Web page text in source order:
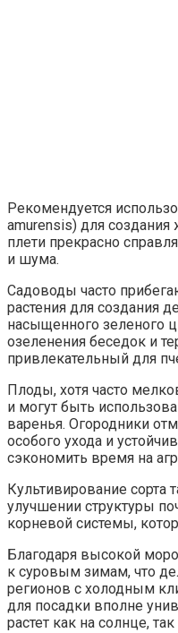
Рекомендуется
amurensis) для
плети прекрасно
и шума.
Садоводы часто
растения для создания
насыщенного зеленого
озеленения беседок и
привлекательный для
Плоды, хотя часто
и могут быть
варенья. Огородники
особого ухода и
сэкономить время на
Культивирование
улучшении структуры
корневой системы,
Благодаря высокой
к суровым зимам, что
регионов с холодным
для посадки вполне
растет как на солнце,